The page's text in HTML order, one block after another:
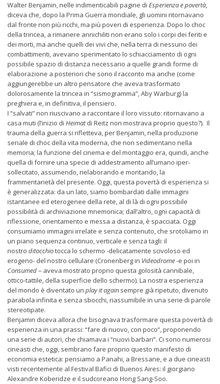
Walter Benjamin, nelle indimenticabili pagine di Esperienza e povertà,
diceva che, dopo la Prima Guerra mondiale, gli uomini ritornavano
dal fronte non più ricchi, ma più poveri di esperienza. Dopo lo choc
della trincea, a rimanere annichiliti non erano solo i corpi dei feriti e
dei morti, ma anche quelli dei vivi che, nella terra di nessuno dei
combattimenti, avevano sperimentato lo schiacciamento di ogni
possibile spazio di distanza necessario a quelle grandi forme di
elaborazione a posteriori che sono il racconto ma anche (come
aggiungerebbe un altro pensatore che aveva trasformato
dolorosamente la trincea in “sismogramma”, Aby Warburg) la
preghiera e, in definitiva, il pensiero.
I “salvati” non riuscivano a raccontare il loro vissuto: ritornavano a
casa muti (l’inizio di Heimatdi Reitz non mostrava proprio questo?). Il
trauma della guerra si rifletteva, per Benjamin, nella produzione
seriale di choc della vita moderna, che non sedimentano nella
memoria; la funzione del cinema e del montaggio era, quindi, anche
quella di fornire una specie di addestramento all’umano iper-
sollecitato, assumendo, rielaborando e montando, la
frammentarietà del presente. Oggi, questa povertà di esperienza si
è generalizzata: da un lato, siamo bombardati dalle immagini
istantanee ed eterogenee della rete, al di là di ogni possibile
possibilità di archiviazione mnemonica; dall’altro, ogni capacità di
riflessione, orientamento e messa a distanza, è spacciata. Oggi
consumiamo immagini irrelate e senza contenuto, che srotoliamo in
un piano sequenza continuo, verticale e senza tagli: il
nostro ditocchiotocca lo schermo -delicatamente scivoloso ed
erogeno- del nostro cellulare (Cronenberg in Videodrome-e poi in
Consumed– aveva mostrato proprio questa golosità cannibale,
ottico-tattile, della superficie dello schermo). La nostra esperienza
del mondo è diventato un play it again sempre già ripetuto, divenuto
parabola infinita e senza sbocchi, riassumibile in una serie di parole
stereotipate.
Benjamin diceva allora che bisognava trasformare questa povertà di
esperienza in una prassi: “fare di nuovo, con poco”, proponendo
una serie di autori, che chiamava i “nuovi barbari”. Ci sono numerosi
cineasti che, oggi, sembrano fare proprio questo manifesto di
economia estetica: pensiamo a Panahi, a Bressane, e a due cineasti
visti recentemente al Festival Bafici di Buenos Aires: il giorgiano
Alexandre Koberidze e il sudcoreano Hong Sang-Soo.